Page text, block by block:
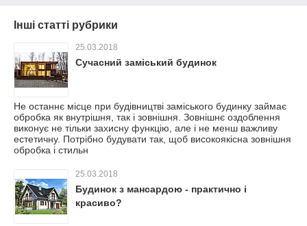
Інші статті рубрики
25.03.2018
Сучасний заміський будинок
Не останнє місце при будівництві заміського будинку займає
обробка як внутрішня, так і зовнішня. Зовнішнє оздоблення
виконує не тільки захисну функцію, але і не менш важливу
естетичну. Потрібно будувати так, щоб високоякісна зовнішня
обробка і стильн
25.03.2018
Будинок з мансардою - практично і
красиво?